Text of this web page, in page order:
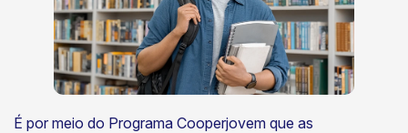
É por meio do Programa Cooperjovem que as